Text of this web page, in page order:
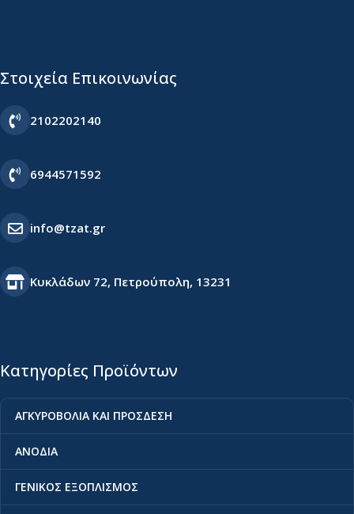
Στοιχεία Επικοινωνίας
2102202140
6944571592
info@tzat.gr
Κυκλάδων 72, Πετρούπολη, 13231
Κατηγορίες Προϊόντων
ΑΓΚΥΡΟΒΟΛΙΑ ΚΑΙ ΠΡΟΣΔΕΣΗ
ΑΝΟΔΙΑ
ΓΕΝΙΚΟΣ ΕΞΟΠΛΙΣΜΟΣ